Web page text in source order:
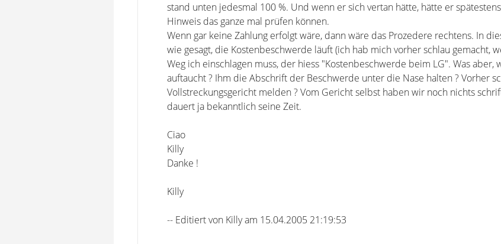
stand unten jedesmal 100 %. Und wenn er sich vertan hätte, hätte er
Hinweis das ganze mal prüfen können.
Wenn gar keine Zahlung erfolgt wäre, dann wäre das Prozedere rechtens. In
wie gesagt, die Kostenbeschwerde läuft (ich hab mich vorher schlau gemacht,
Weg ich einschlagen muss, der hiess "Kostenbeschwerde beim LG". Was aber,
auftaucht ? Ihm die Abschrift der Beschwerde unter die Nase halten ? Vorher
Vollstreckungsgericht melden ? Vom Gericht selbst haben wir noch nichts
dauert ja bekanntlich seine Zeit.
Ciao
Killy
Danke !
Killy
-- Editiert von Killy am 15.04.2005 21:19:53